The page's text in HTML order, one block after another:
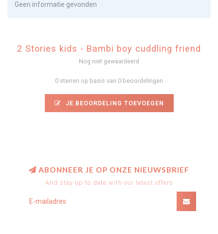
Geen informatie gevonden
2 Stories kids - Bambi boy cuddling friend
Nog niet gewaardeerd
0 sterren op basis van 0 beoordelingen
JE BEOORDELING TOEVOEGEN
ABONNEER JE OP ONZE NIEUWSBRIEF
And stay up to date with our latest offers